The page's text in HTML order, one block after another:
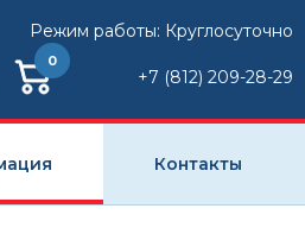
Режим работы: Круглосуточно
0
+7 (812) 209-28-29
Контакты